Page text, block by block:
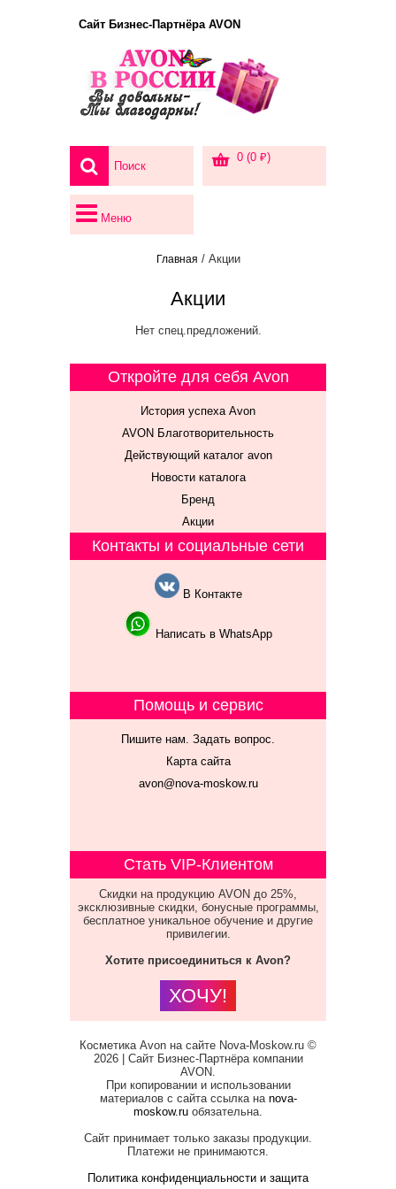
Сайт Бизнес-Партнёра AVON
0 (0 ₽)
Меню
Главная / Акции
Акции
Нет спец.предложений.
Откройте для себя Avon
История успеха Avon
AVON Благотворительность
Действующий каталог avon
Новости каталога
Бренд
Акции
Контакты и социальные сети
В Контакте
Написать в WhatsApp
Помощь и сервис
Пишите нам. Задать вопрос.
Карта сайта
avon@nova-moskow.ru
Стать VIP-Клиентом
Скидки на продукцию AVON до 25%,
эксклюзивные скидки, бонусные программы,
бесплатное уникальное обучение и другие
привилегии.
Хотите присоединиться к Avon?
ХОЧУ!
Косметика Avon на сайте Nova-Moskow.ru ©
2026 | Сайт Бизнес-Партнёра компании
AVON.
При копировании и использовании
материалов с сайта ссылка на nova-
moskow.ru обязательна.
Сайт принимает только заказы продукции.
Платежи не принимаются.
Политика конфиденциальности и защита